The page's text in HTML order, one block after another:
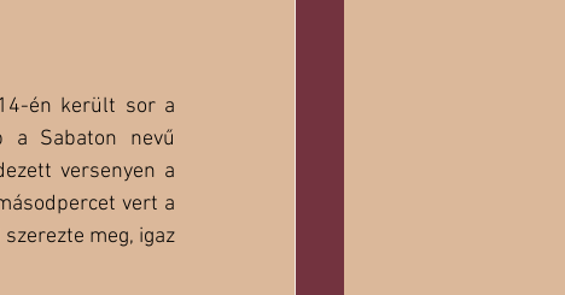
én került sor a
a Sabaton nevű
versenyen a
vert a
meg, igaz